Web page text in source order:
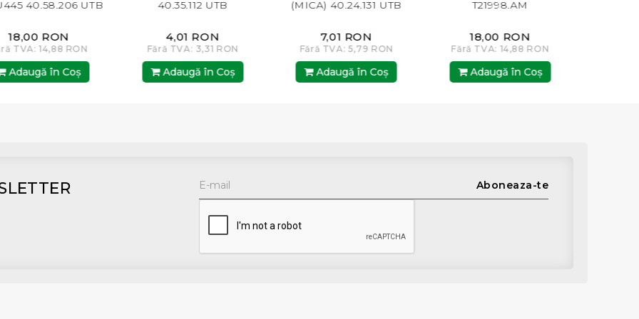
40.58.206 UTB
RON
14,88 RON
în Coş
40.35.112 UTB
4,01 RON
Fără TVA: 3,31 RON
Adaugă în Coş
(MICA) 40.24.131 UTB
7,01 RON
Fără TVA: 5,79 RON
Adaugă în Coş
T21998.AM
18,00 RON
Fără TVA: 14,88 RON
Adaugă în Coş
Aboneaza-te